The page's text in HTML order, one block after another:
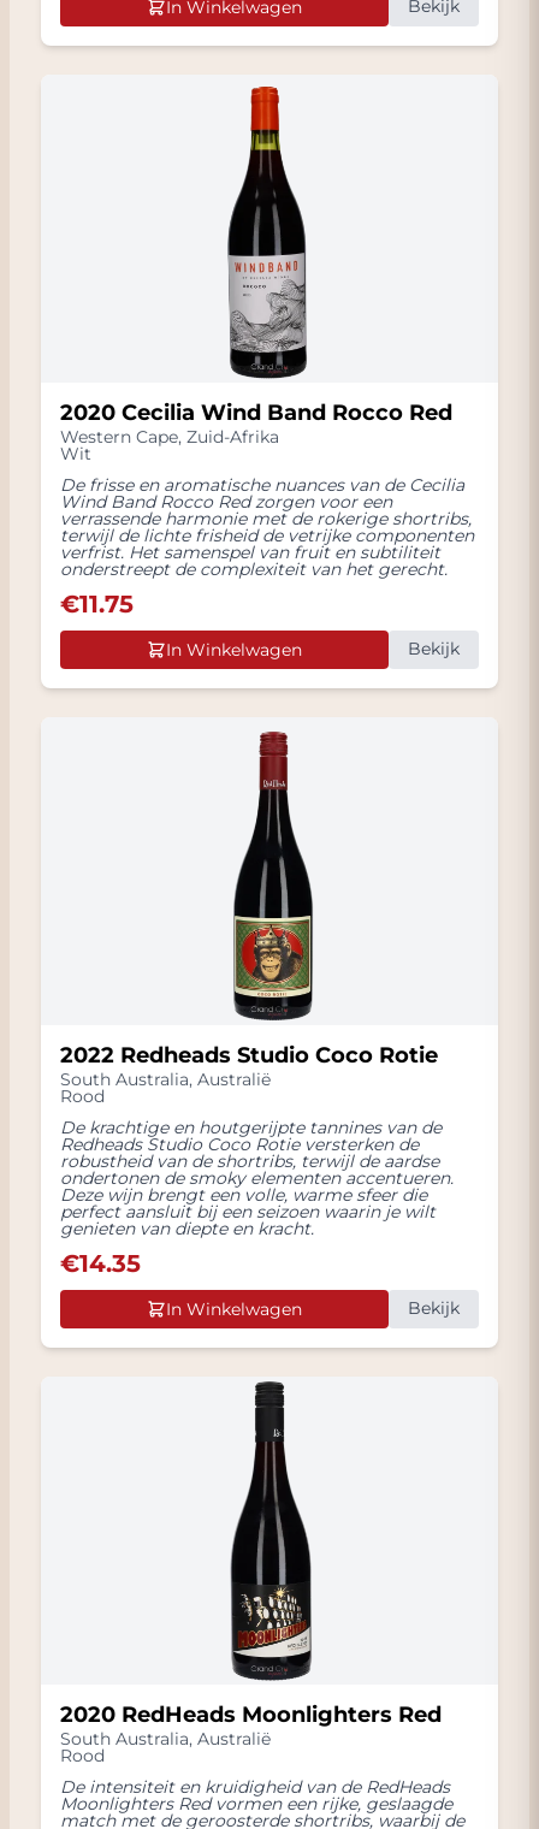
In Winkelwagen Bekijk
2020 Cecilia Wind Band Rocco Red
Western Cape, Zuid-Afrika
Wit
De frisse en aromatische nuances van de Cecilia
Wind Band Rocco Red zorgen voor een
verrassende harmonie met de rokerige shortribs,
terwijl de lichte frisheid de vetrijke componenten
verfrist. Het samenspel van fruit en subtiliteit
onderstreept de complexiteit van het gerecht.
€11.75
In Winkelwagen Bekijk
2022 Redheads Studio Coco Rotie
South Australia, Australië
Rood
De krachtige en houtgerijpte tannines van de
Redheads Studio Coco Rotie versterken de
robustheid van de shortribs, terwijl de aardse
ondertonen de smoky elementen accentueren.
Deze wijn brengt een volle, warme sfeer die
perfect aansluit bij een seizoen waarin je wilt
genieten van diepte en kracht.
€14.35
In Winkelwagen Bekijk
2020 RedHeads Moonlighters Red
South Australia, Australië
Rood
De intensiteit en kruidigheid van de RedHeads
Moonlighters Red vormen een rijke, geslaagde
match met de geroosterde shortribs, waarbij de